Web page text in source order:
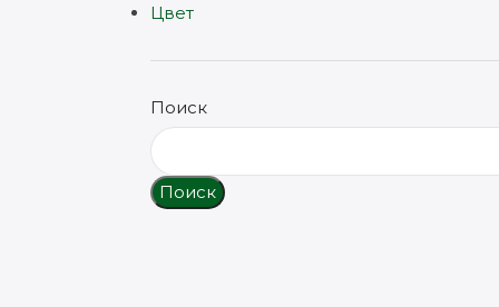
Цвет
Поиск
Поиск